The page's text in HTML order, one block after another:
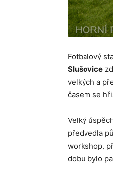
Fotbalový
Slušovice
velkých a
časem se
Velký
předvedla
workshop,
dobu bylo